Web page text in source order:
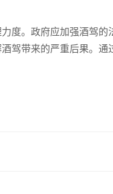
度。政府应加强酒驾的
驾带来的严重后果。通